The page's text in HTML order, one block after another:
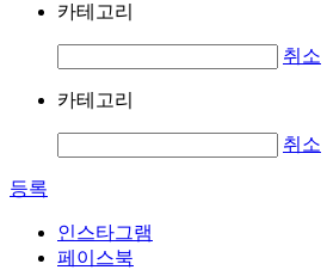
카테고리
취소
카테고리
취소
등록
인스타그램
페이스북